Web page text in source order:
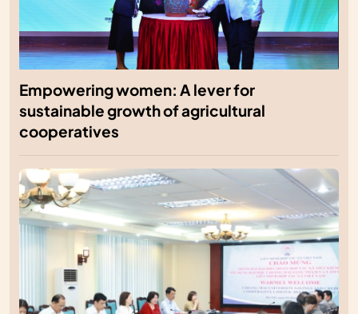
Empowering women: A lever for
sustainable growth of agricultural
cooperatives